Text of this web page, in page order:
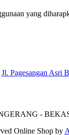
yang
Jl. Pagesangan Asri
-
Online Shop by